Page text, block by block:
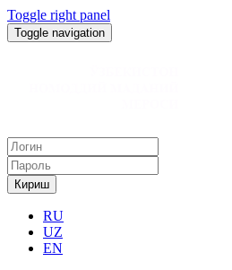
Toggle right panel
Toggle navigation
Кириш
RU
UZ
EN